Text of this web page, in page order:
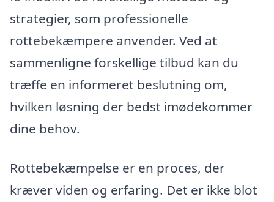
strategier, som professionelle
rottebekæmpere anvender. Ved at
sammenligne forskellige tilbud kan du
træffe en informeret beslutning om,
hvilken løsning der bedst imødekommer
dine behov.
Rottebekæmpelse er en proces, der
kræver viden og erfaring. Det er ikke blot